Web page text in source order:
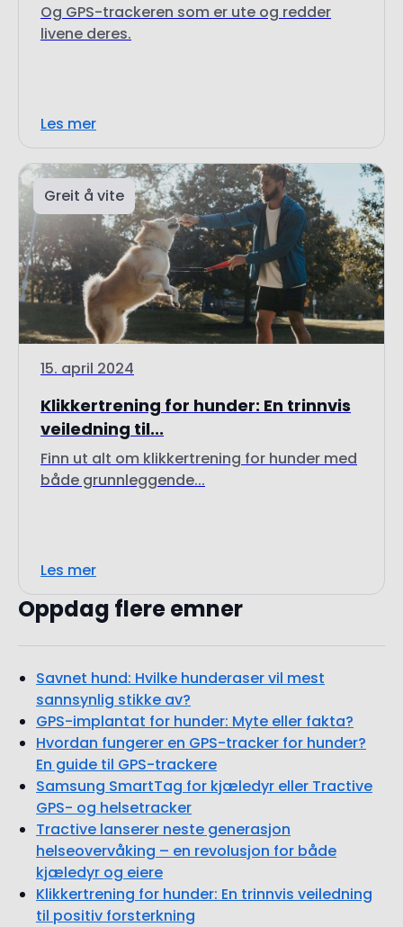
Og GPS-trackeren som er ute og redder
livene deres.
Les mer
Greit å vite
15. april 2024
Klikkertrening for hunder: En trinnvis
veiledning til...
Finn ut alt om klikkertrening for hunder med
både grunnleggende...
Les mer
Oppdag flere emner
Savnet hund: Hvilke hunderaser vil mest
sannsynlig stikke av?
GPS-implantat for hunder: Myte eller fakta?
Hvordan fungerer en GPS-tracker for hunder?
En guide til GPS-trackere
Samsung SmartTag for kjæledyr eller Tractive
GPS- og helsetracker
Tractive lanserer neste generasjon
helseovervåking – en revolusjon for både
kjæledyr og eiere
Klikkertrening for hunder: En trinnvis veiledning
til positiv forsterkning